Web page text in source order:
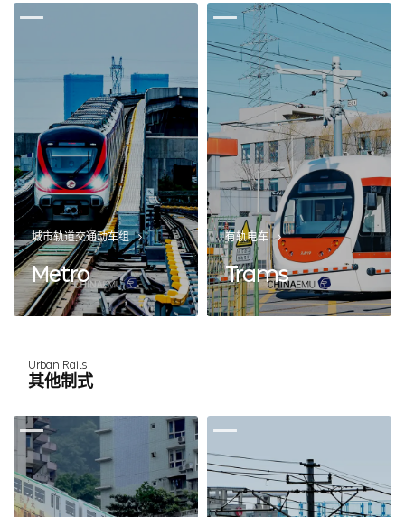
城市轨道交通动车组
Metro
有轨电车
Trams
Urban Rails
其他制式